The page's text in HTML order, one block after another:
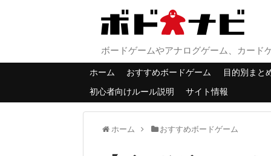
ボードゲームやアナログゲーム、カード
ホーム おすすめボードゲーム
目的別まと
初心者向けルール説明
サイト情報
ホーム おすすめボードゲーム